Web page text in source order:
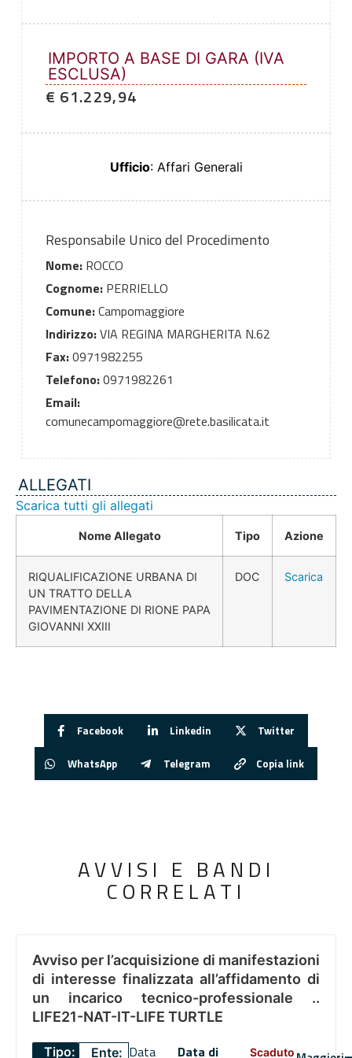
IMPORTO A BASE DI GARA (IVA
ESCLUSA)
€ 61.229,94
Ufficio: Affari Generali
Responsabile Unico del Procedimento
Nome:ROCCO
Cognome:PERRIELLO
Comune:Campomaggiore
Indirizzo:VIA REGINA MARGHERITA N.62
Fax:0971982255
Telefono:0971982261
Email:
comunecampomaggiore@rete.basilicata.it
ALLEGATI
Scarica tutti gli allegati
Nome Allegato Tipo Azione
RIQUALIFICAZIONE URBANA DI
UN TRATTO DELLA
PAVIMENTAZIONE DI RIONE PAPA
GIOVANNI XXIII
DOC Scarica
Facebook Linkedin Twitter
WhatsApp Telegram Copia link
AVVISI E BANDI
CORRELATI
Avviso per l’acquisizione di manifestazioni
di interesse finalizzata all’affidamento di
un incarico tecnico-professionale ..
LIFE21-NAT-IT-LIFE TURTLE
Tipo: Ente: Data Data di Scaduto